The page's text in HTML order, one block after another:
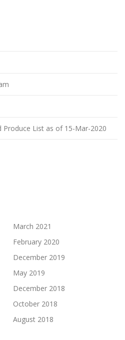
Produce List as of 15-Mar-2020
March 2021
February 2020
December 2019
May 2019
December 2018
October 2018
August 2018